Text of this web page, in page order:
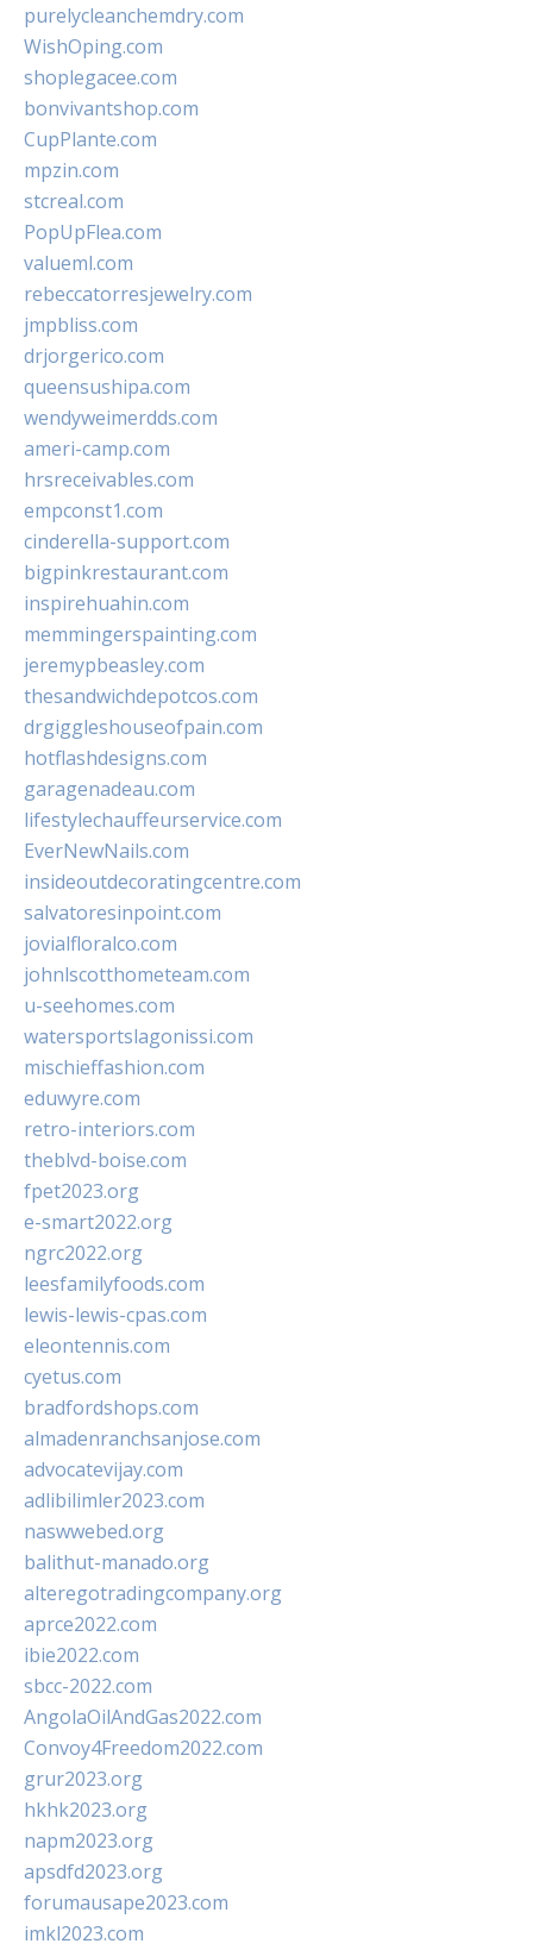
purelycleanchemdry.com
WishOping.com
shoplegacee.com
bonvivantshop.com
CupPlante.com
mpzin.com
stcreal.com
PopUpFlea.com
valueml.com
rebeccatorresjewelry.com
jmpbliss.com
drjorgerico.com
queensushipa.com
wendyweimerdds.com
ameri-camp.com
hrsreceivables.com
empconst1.com
cinderella-support.com
bigpinkrestaurant.com
inspirehuahin.com
memmingerspainting.com
jeremypbeasley.com
thesandwichdepotcos.com
drgiggleshouseofpain.com
hotflashdesigns.com
garagenadeau.com
lifestylechauffeurservice.com
EverNewNails.com
insideoutdecoratingcentre.com
salvatoresinpoint.com
jovialfloralco.com
johnlscotthometeam.com
u-seehomes.com
watersportslagonissi.com
mischieffashion.com
eduwyre.com
retro-interiors.com
theblvd-boise.com
fpet2023.org
e-smart2022.org
ngrc2022.org
leesfamilyfoods.com
lewis-lewis-cpas.com
eleontennis.com
cyetus.com
bradfordshops.com
almadenranchsanjose.com
advocatevijay.com
adlibilimler2023.com
naswwebed.org
balithut-manado.org
alteregotradingcompany.org
aprce2022.com
ibie2022.com
sbcc-2022.com
AngolaOilAndGas2022.com
Convoy4Freedom2022.com
grur2023.org
hkhk2023.org
napm2023.org
apsdfd2023.org
forumausape2023.com
imkl2023.com